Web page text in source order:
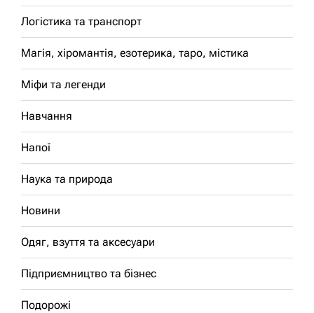
Логістика та транспорт
Магія, хіромантія, езотерика, таро, містика
Міфи та легенди
Навчання
Напої
Наука та природа
Новини
Одяг, взуття та аксесуари
Підприємництво та бізнес
Подорожі